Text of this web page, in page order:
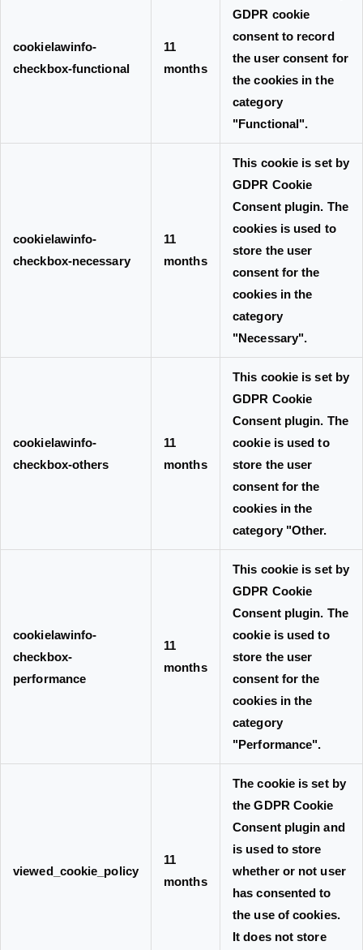
cookielawinfo-
checkbox-functional
11
months
GDPR cookie
consent to record
the user consent for
the cookies in the
category
"Functional".
cookielawinfo-
checkbox-necessary
11
months
This cookie is set by
GDPR Cookie
Consent plugin. The
cookies is used to
store the user
consent for the
cookies in the
category
"Necessary".
cookielawinfo-
checkbox-others
11
months
This cookie is set by
GDPR Cookie
Consent plugin. The
cookie is used to
store the user
consent for the
cookies in the
category "Other.
cookielawinfo-
checkbox-
performance
11
months
This cookie is set by
GDPR Cookie
Consent plugin. The
cookie is used to
store the user
consent for the
cookies in the
category
"Performance".
viewed_cookie_policy
11
months
The cookie is set by
the GDPR Cookie
Consent plugin and
is used to store
whether or not user
has consented to
the use of cookies.
It does not store